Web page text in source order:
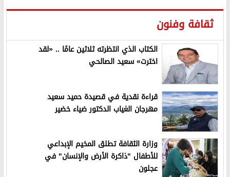
ثقافة وفنون
الكتاب الذي انتظرته ثلاثين عامًا .. «لقد
اخترت» سعيد الصالحي
قراءة نقدية في قصيدة حميد سعيد
مهرجان الغياب الدكتور ضياء خضير
وزارة الثقافة تطلق المخيم الإبداعي
للأطفال "ذاكرة الأرض والإنسان" في
عجلون